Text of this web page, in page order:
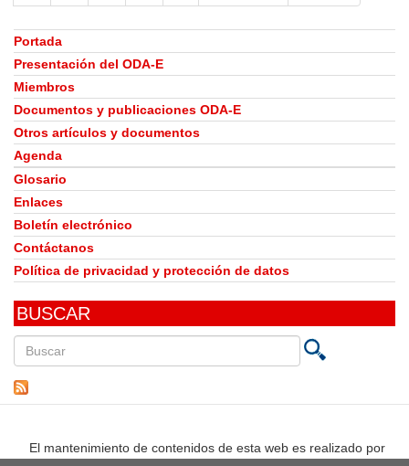
Portada
Presentación del ODA-E
Miembros
Documentos y publicaciones ODA-E
Otros artículos y documentos
Agenda
Glosario
Enlaces
Boletín electrónico
Contáctanos
Política de privacidad y protección de datos
BUSCAR
en
El mantenimiento de contenidos de esta web es realizado por